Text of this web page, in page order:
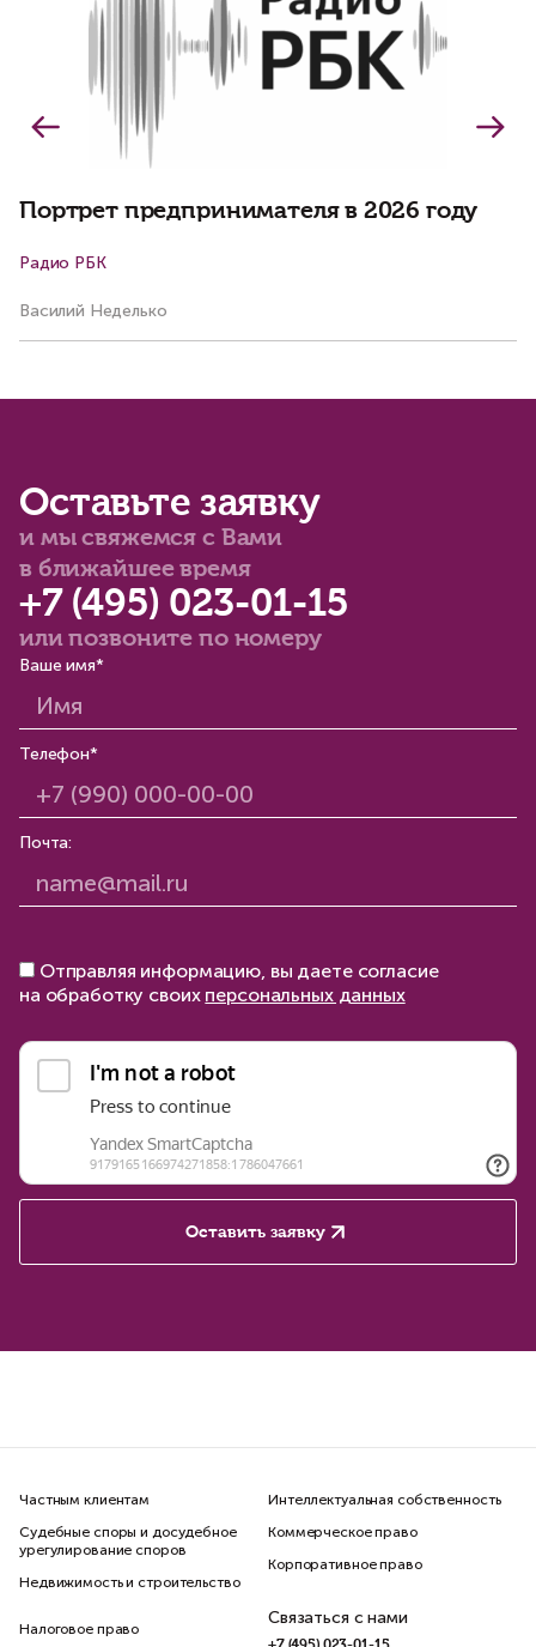
Портрет предпринимателя в 2026 году
Радио РБК
Василий Неделько
Оставьте заявку
и мы свяжемся с Вами
в ближайшее время
+7 (495) 023-01-15
или позвоните по номеру
Ваше имя*
Телефон*
Почта:
Отправляя информацию, вы даете согласие
на обработку своих персональных данных
Оставить заявку
Частным клиентам
Судебные споры и досудебное
урегулирование споров
Недвижимость и строительство
Интеллектуальная собственность
Коммерческое право
Корпоративное право
Налоговое право
Связаться с нами